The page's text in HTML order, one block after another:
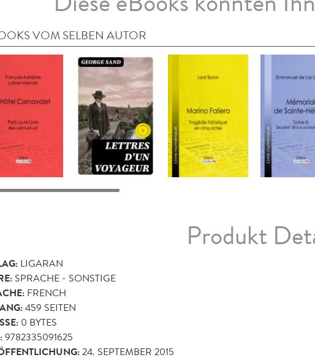
VOM SELBEN AUTOR
Produkt
LIGARAN
SPRACHE - SONSTIGE
FRENCH
459 SEITEN
0 BYTES
9782335091625
24. SEPTEMBER 2015